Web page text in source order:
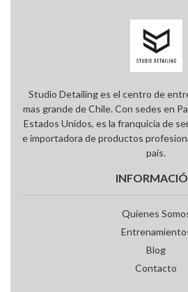
Studio Detailing es el centro de
mas grande de Chile. Con sedes en
Estados Unidos, es la franquicia de
e importadora de productos
país.
Quienes
Blog
Contacto